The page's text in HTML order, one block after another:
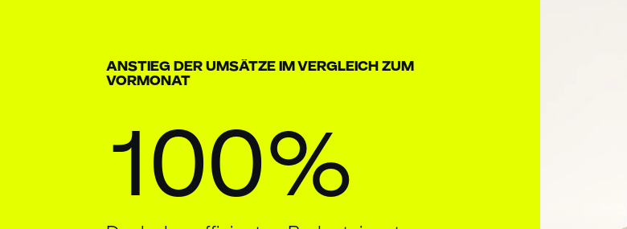
ANSTIEG DER UMSÄTZE IM VERGLEICH ZUM
VORMONAT
100%